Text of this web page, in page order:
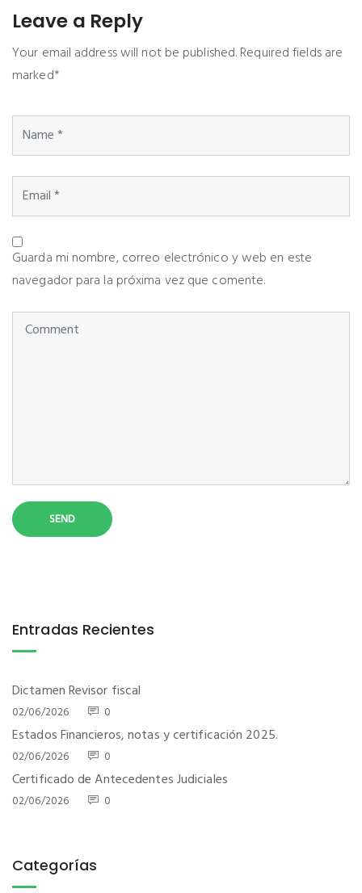
Leave a Reply
Your email address will not be published. Required fields are
marked*
Guarda mi nombre, correo electrónico y web en este
navegador para la próxima vez que comente.
Entradas Recientes
Dictamen Revisor fiscal
02/06/2026 0
Estados Financieros, notas y certificación 2025.
02/06/2026 0
Certificado de Antecedentes Judiciales
02/06/2026 0
Categorías